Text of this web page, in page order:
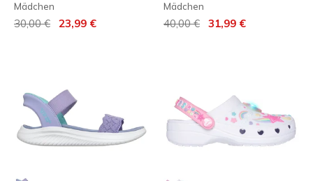
Mädchen
Reduziert von
30,00 € auf
23,99 €
Mädchen
Reduziert von
40,00 € auf
31,99 €